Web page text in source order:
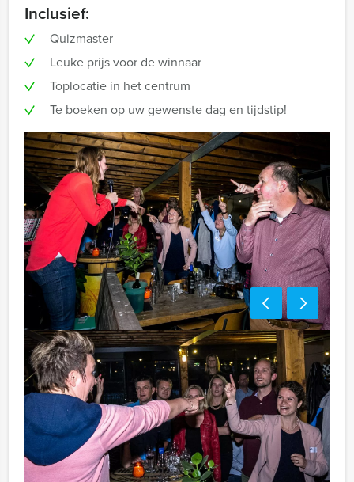
Inclusief:
Quizmaster
Leuke prijs voor de winnaar
Toplocatie in het centrum
Te boeken op uw gewenste dag en tijdstip!
Tip!
Niet telkens uw knip hoeven trekken om uw drankje af
te rekenen? Voor € 13,50 per persoon per uur (excl.
BTW) kunt u gebruikmaken van het drankarrangement,
waarbij u onbeperkt kunt genieten van bier, fris,
huiswijn, koffie en thee. En... zo komt u ook achteraf
niet voor verrassingen te staan!